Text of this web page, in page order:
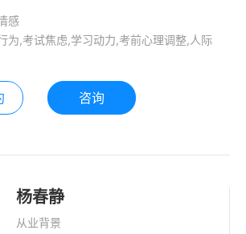
家庭教育、心理健康的传播，以唤醒亿
万家庭为方向，持续行走在路上的践行
感
为,考试焦虑,学习动力,考前心理调整,人际
咨询
杨春静
从业背景